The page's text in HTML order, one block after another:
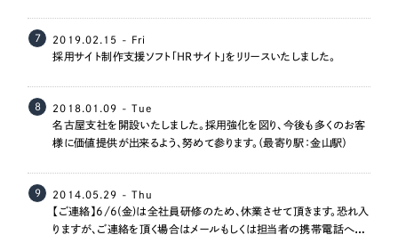
7 2019.02.15 - Fri
採用サイト制作支援ソフト「HRサイト」をリリースいたしました。
8 2018.01.09 - Tue
名古屋支社を開設いたしました。採用強化を図り、今後も多くのお客
様に価値提供が出来るよう、努めて参ります。（最寄り駅：金山駅）
9 2014.05.29 - Thu
【ご連絡】6/6(金)は全社員研修のため、休業させて頂きます。恐れ入
りますが、ご連絡を頂く場合はメールもしくは担当者の携帯電話への